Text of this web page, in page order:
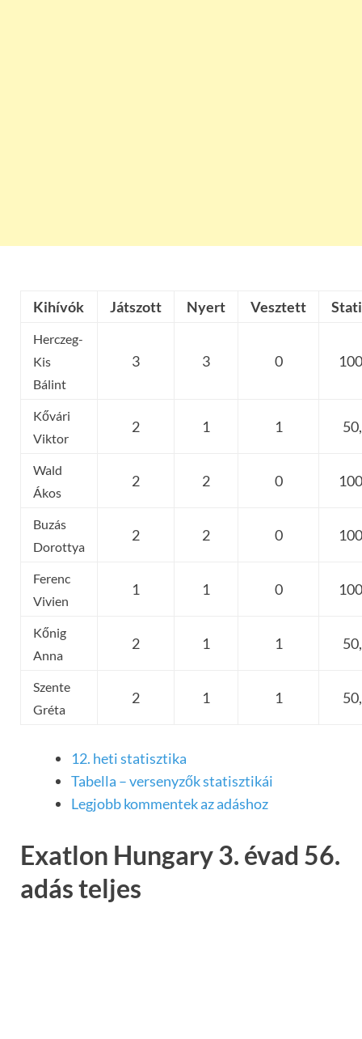
Kihívók Játszott Nyert Vesztett
Herczeg-
Kis
Bálint
3 3 0
Kővári
Viktor
2 1 1
Wald
Ákos
2 2 0
Buzás
Dorottya
2 2 0
Ferenc
Vivien
1 1 0
Kőnig
Anna
2 1 1
Szente
Gréta
2 1 1
12. heti statisztika
Tabella – versenyzők statisztikái
Legjobb kommentek az adáshoz
Exatlon Hungary 3. évad 56.
adás teljes